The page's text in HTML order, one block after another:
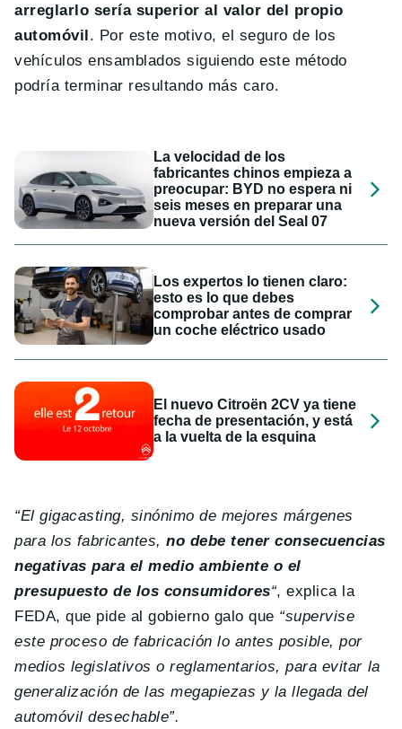
arreglarlo sería superior al valor del propio
automóvil. Por este motivo, el seguro de los
vehículos ensamblados siguiendo este método
podría terminar resultando más caro.
La velocidad de los
fabricantes chinos empieza a
preocupar: BYD no espera ni
seis meses en preparar una
nueva versión del Seal 07
Los expertos lo tienen claro:
esto es lo que debes
comprobar antes de comprar
un coche eléctrico usado
El nuevo Citroën 2CV ya tiene
fecha de presentación, y está
a la vuelta de la esquina
“El gigacasting, sinónimo de mejores márgenes
para los fabricantes,no debe tener consecuencias
negativas para el medio ambiente o el
presupuesto de los consumidores“, explica la
FEDA, que pide al gobierno galo que “supervise
este proceso de fabricación lo antes posible, por
medios legislativos o reglamentarios, para evitar la
generalización de las megapiezas y la llegada del
automóvil desechable”.